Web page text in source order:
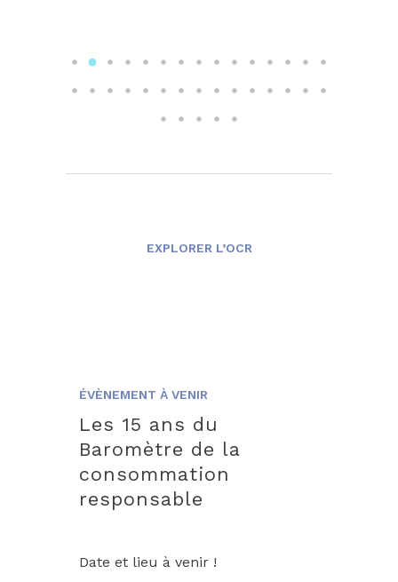
EXPLORER L’OCR
ÉVÈNEMENT À VENIR
Les 15 ans du
Baromètre de la
consommation
responsable
Date et lieu à venir !